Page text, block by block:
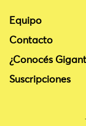
Equipo
Contacto
¿Conocés
Suscripciones